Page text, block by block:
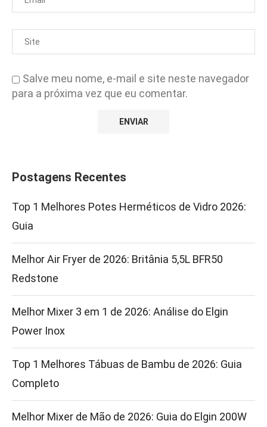
Salve meu nome, e-mail e site neste navegador
para a próxima vez que eu comentar.
Postagens Recentes
Top 1 Melhores Potes Herméticos de Vidro 2026:
Guia
Melhor Air Fryer de 2026: Britânia 5,5L BFR50
Redstone
Melhor Mixer 3 em 1 de 2026: Análise do Elgin
Power Inox
Top 1 Melhores Tábuas de Bambu de 2026: Guia
Completo
Melhor Mixer de Mão de 2026: Guia do Elgin 200W